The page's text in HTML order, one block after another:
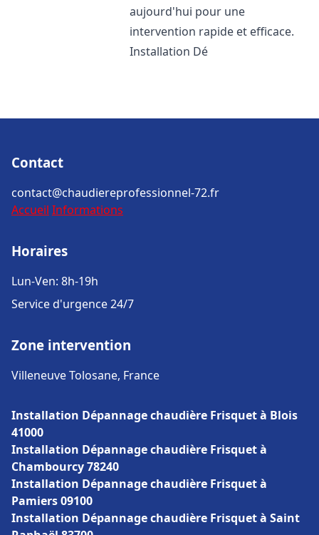
aujourd'hui pour une
intervention rapide et efficace.
Installation Dé
Contact
contact@chaudiereprofessionnel-72.fr
Accueil Informations
Horaires
Lun-Ven: 8h-19h
Service d'urgence 24/7
Zone intervention
Villeneuve Tolosane, France
Installation Dépannage chaudière Frisquet à Blois
41000
Installation Dépannage chaudière Frisquet à
Chambourcy 78240
Installation Dépannage chaudière Frisquet à
Pamiers 09100
Installation Dépannage chaudière Frisquet à Saint